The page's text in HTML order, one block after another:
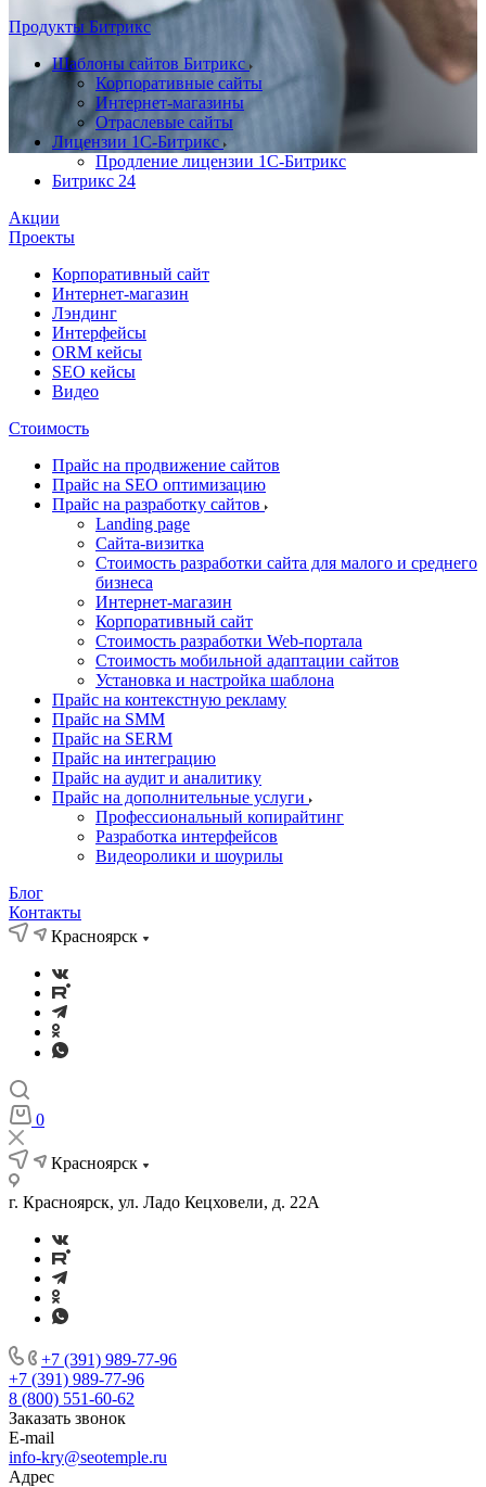
Продукты Битрикс
Шаблоны сайтов Битрикс
Корпоративные сайты
Интернет-магазины
Отраслевые сайты
Лицензии 1С-Битрикс
Продление лицензии 1С-Битрикс
Битрикс 24
Акции
Проекты
Корпоративный сайт
Интернет-магазин
Лэндинг
Интерфейсы
ORM кейсы
SEO кейсы
Видео
Стоимость
Прайс на продвижение сайтов
Прайс на SEO оптимизацию
Прайс на разработку сайтов
Landing page
Cайта-визитка
Стоимость разработки сайта для малого и среднего
бизнеса
Интернет-магазин
Корпоративный сайт
Стоимость разработки Web-портала
Стоимость мобильной адаптации сайтов
Установка и настройка шаблона
Прайс на контекстную рекламу
Прайс на SMM
Прайс на SERM
Прайс на интеграцию
Прайс на аудит и аналитику
Прайс на дополнительные услуги
Профессиональный копирайтинг
Разработка интерфейсов
Видеоролики и шоурилы
Блог
Контакты
Красноярск
0
Красноярск
г. Красноярск, ул. Ладо Кецховели, д. 22А
+7 (391) 989-77-96
+7 (391) 989-77-96
8 (800) 551-60-62
Заказать звонок
E-mail
info-kry@seotemple.ru
Адрес